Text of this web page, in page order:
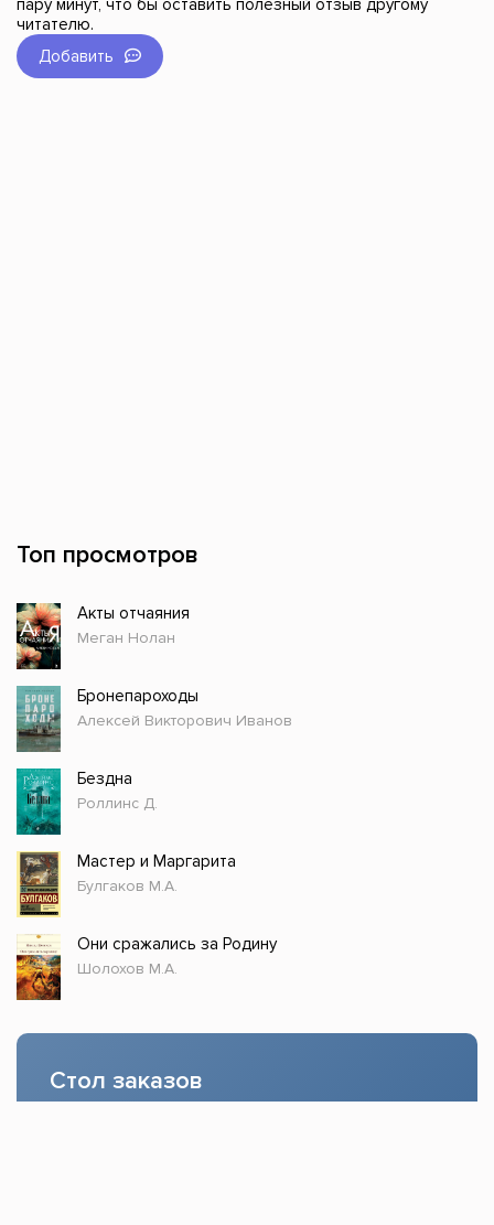
пару минут, что бы оставить полезный отзыв другому
читателю.
Добавить
Топ просмотров
Акты отчаяния
Меган Нолан
Бронепароходы
Алексей Викторович Иванов
Бездна
Роллинс Д.
Мастер и Маргарита
Булгаков М.А.
Они сражались за Родину
Шолохов М.А.
Стол заказов